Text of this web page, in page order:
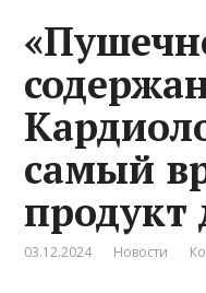
самый
продукт
03.12.2024 Новости